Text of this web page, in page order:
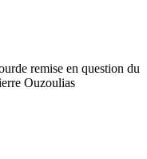
remise en question du
Ouzoulias